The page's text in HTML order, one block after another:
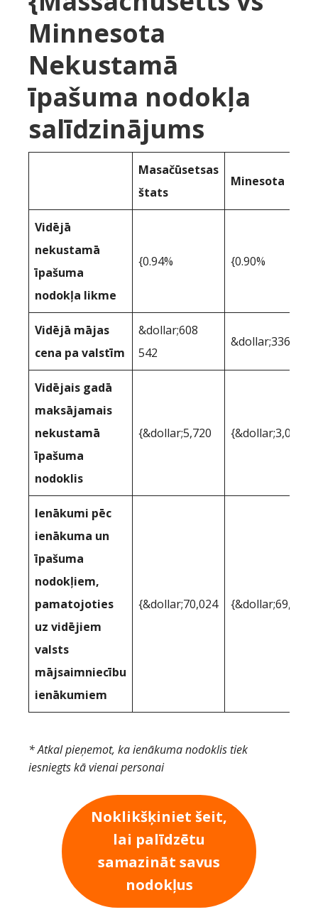
Minnesota
Nekustamā
īpašuma nodokļa
salīdzinājums
Masačūsetsas
štats
Minesota
Vidējā
nekustamā
īpašuma
nodokļa likme
{0.94% {0.90%
Vidējā mājas
cena pa valstīm
&dollar;608
542
&dollar;336,279
Vidējais gadā
maksājamais
nekustamā
īpašuma
nodoklis
{&dollar;5,720 {&dollar;3,027
Ienākumi pēc
ienākuma un
īpašuma
nodokļiem,
pamatojoties
uz vidējiem
valsts
mājsaimniecību
ienākumiem
{&dollar;70,024 {&dollar;69,847
* Atkal pieņemot, ka ienākuma nodoklis tiek
iesniegts kā vienai personai
Noklikšķiniet šeit,
lai palīdzētu
samazināt savus
nodokļus